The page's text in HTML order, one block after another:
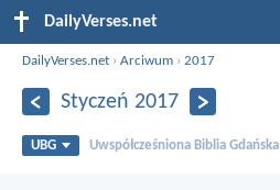
DailyVerses.net
DailyVerses.net ›Arciwum ›2017
Styczeń 2017
UBG Uwspółcześniona Biblia Gdańska